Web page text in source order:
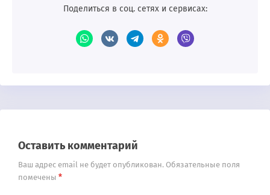
Поделиться в соц. сетях и сервисах:
Оставить комментарий
Ваш адрес email не будет опубликован. Обязательные поля
помечены *